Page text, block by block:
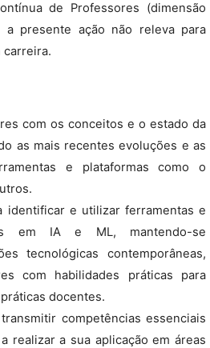
de Professores (dimensão
a presente ação não releva para
carreira.
com os conceitos e o estado da
as mais recentes evoluções e as
e plataformas como o
identificar e utilizar ferramentas e
em IA e ML, mantendo-se
tecnológicas contemporâneas,
com habilidades práticas para
docentes.
competências essenciais
realizar a sua aplicação em áreas